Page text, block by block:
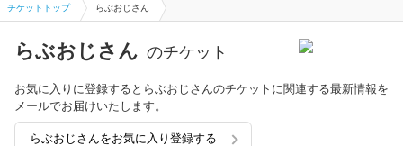
チケットトップ らぶおじさん
らぶおじさん のチケット
お気に入りに登録するとらぶおじさんのチケットに関連する最新情報を
メールでお届けいたします。
らぶおじさんをお気に入り登録する